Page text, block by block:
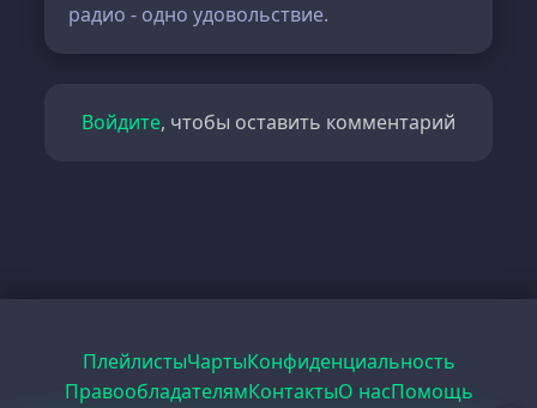
радио - одно удовольствие.
Войдите, чтобы оставить комментарий
ПлейлистыЧартыКонфиденциальность
ПравообладателямКонтактыО насПомощь